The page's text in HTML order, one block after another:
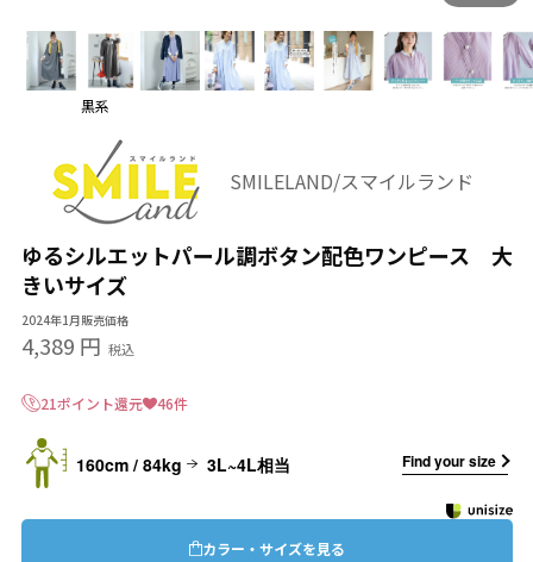
黒系
SMILELAND/スマイルランド
ゆるシルエットパール調ボタン配色ワンピース 大
きいサイズ
2024年1月販売価格
4,389 円 税込
21ポイント還元 46件
160cm / 84kg 3L~4L相当 Find your size
カラー・サイズを見る